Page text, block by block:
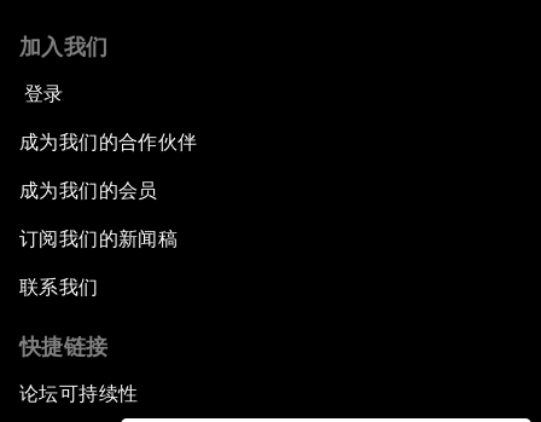
加入我们
登录
成为我们的合作伙伴
成为我们的会员
订阅我们的新闻稿
联系我们
快捷链接
论坛可持续性